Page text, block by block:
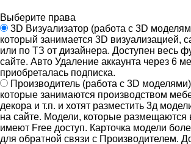
Выберите права
3D Визуализатор (работа с 3D
который занимается 3D визуализацией,
или по ТЗ от дизайнера. Доступен весь
сайте. Авто Удаление аккаунта через 6
приобреталась подписка.
Производитель (работа с 3D моделями)
которые занимаются производством
декора и т.п. и хотят разместить 3д
на сайте. Модели, которые размещаются
имеют Free доступ. Карточка модели
для обратной связи с Производителем.